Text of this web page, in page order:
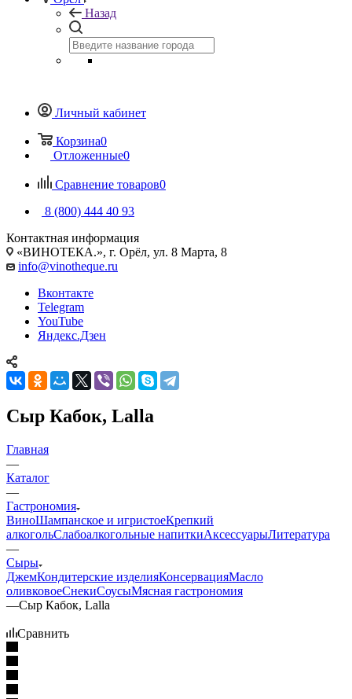
Назад
Личный кабинет
Корзина0
Отложенные0
Сравнение товаров0
8 (800) 444 40 93
Контактная информация
«ВИНОТЕКА.», г. Орёл, ул. 8 Марта, 8
info@vinotheque.ru
Вконтакте
Telegram
YouTube
Яндекс.Дзен
Сыр Кабок, Lalla
Главная
—
Каталог
—
Гастрономия
ВиноШампанское и игристоеКрепкий
алкогольСлабоалкогольные напиткиАксессуарыЛитература
—
Сыры
ДжемКондитерские изделияКонсервацияМасло
оливковоеСнекиСоусыМясная гастрономия
—Сыр Кабок, Lalla
Сравнить